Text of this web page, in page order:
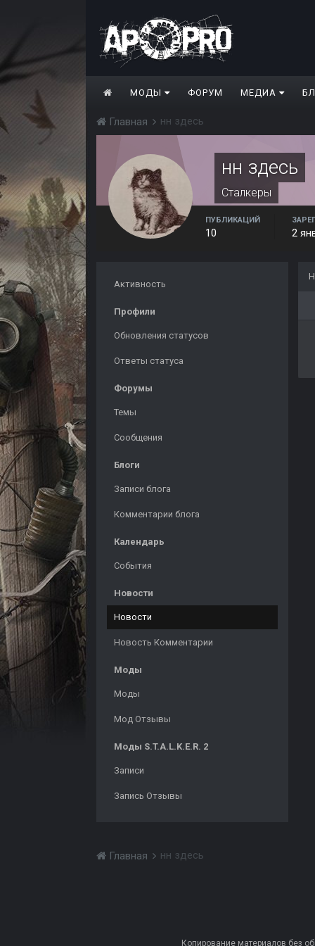
МОДЫ ФОРУМ МЕДИА
Главная нн здесь
нн здесь
Сталкеры
ПУБЛИКАЦИЙ
10 2
Активность
Профили
Обновления статусов
Ответы статуса
Форумы
Темы
Сообщения
Блоги
Записи блога
Комментарии блога
Календарь
События
Новости
Новости
Новость Комментарии
Моды
Моды
Мод Отзывы
Моды S.T.A.L.K.E.R. 2
Записи
Запись Отзывы
Главная нн здесь
Копирование материалов без